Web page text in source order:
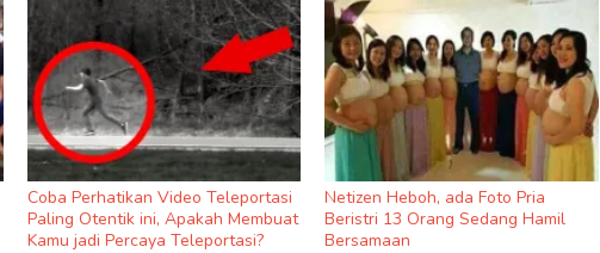
Coba Perhatikan Video Teleportasi
Paling Otentik ini, Apakah Membuat
Kamu jadi Percaya Teleportasi?
Netizen Heboh, ada Foto Pria
Beristri 13 Orang Sedang Hamil
Bersamaan